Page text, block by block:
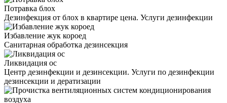
Потравка блох
Дезинфекция от блох в квартире цена. Услуги дезинфекции
Избавление жук короед
Санитарная обработка дезинсекция
Ликвидация ос
Центр дезинфекции и дезинсекции. Услуги по дезинфекции
дезинсекции и дератизации